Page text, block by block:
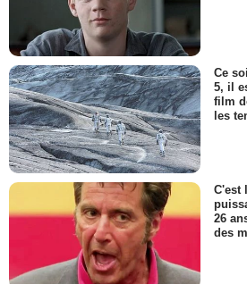
Ce
5, il
film
les
C'est
26
des